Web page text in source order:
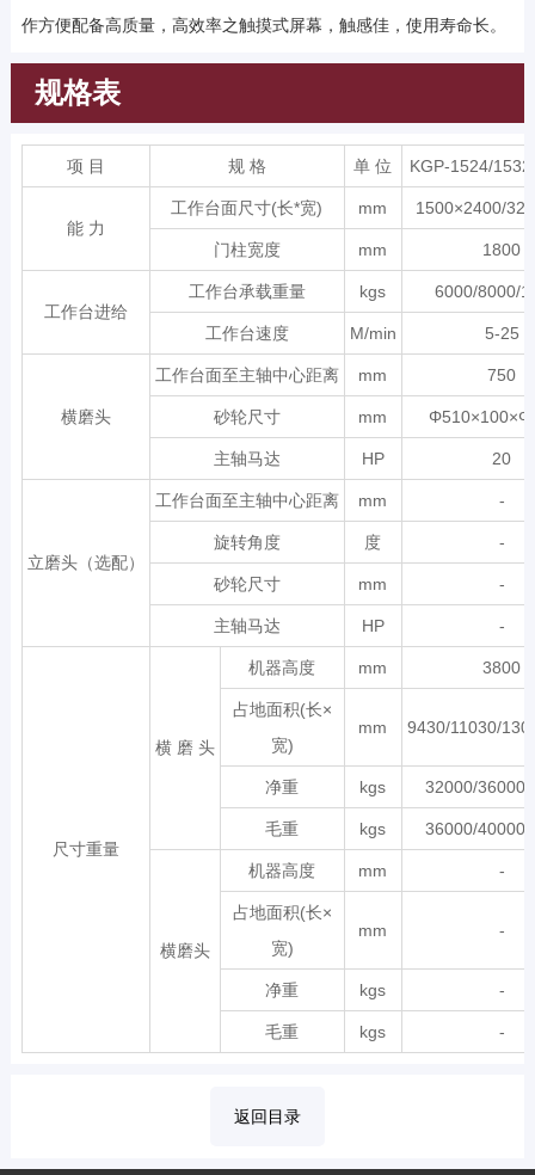
作方便配备高质量，高效率之触摸式屏幕，触感佳，使用寿命长。
规格表
项 目 规 格 单 位 KGP-1524/
能 力
工作台面尺寸(长*宽) mm 1500×2400/
门柱宽度 mm 1800
工作台进给
工作台承载重量 kgs 6000/8000/
工作台速度 M/min 5-25
横磨头
工作台面至主轴中心距离 mm 750
砂轮尺寸 mm
主轴马达 HP 20
立磨头（选配）
工作台面至主轴中心距离 mm -
旋转角度 度 -
砂轮尺寸 mm -
主轴马达 HP -
尺寸重量
横 磨 头
机器高度 mm 3800
占地面积(长×
宽)
mm 9430/11030/
净重 kgs 32000/36000/
毛重 kgs 36000/40000/
横磨头
机器高度 mm -
占地面积(长×
宽)
mm -
净重 kgs -
毛重 kgs -
返回目录